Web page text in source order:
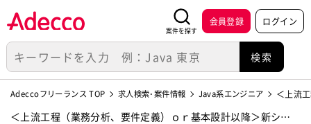
案件を探す
会員登録 ログイン
Adeccoフリーランス TOP 求人検索･案件情報 Java系エンジニア ＜上流
＜上流工程（業務分析、要件定義）ｏｒ基本設計以降＞新シス